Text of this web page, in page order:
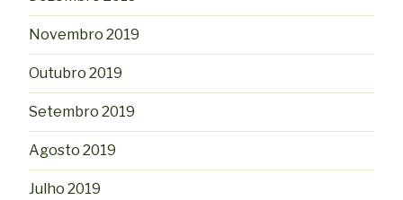
Novembro 2019
Outubro 2019
Setembro 2019
Agosto 2019
Julho 2019